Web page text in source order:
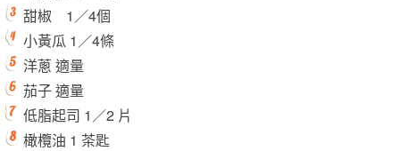
甜椒 1／4個
小黃瓜 1／4條
洋蔥 適量
茄子 適量
低脂起司 1／2 片
橄欖油 1 茶匙